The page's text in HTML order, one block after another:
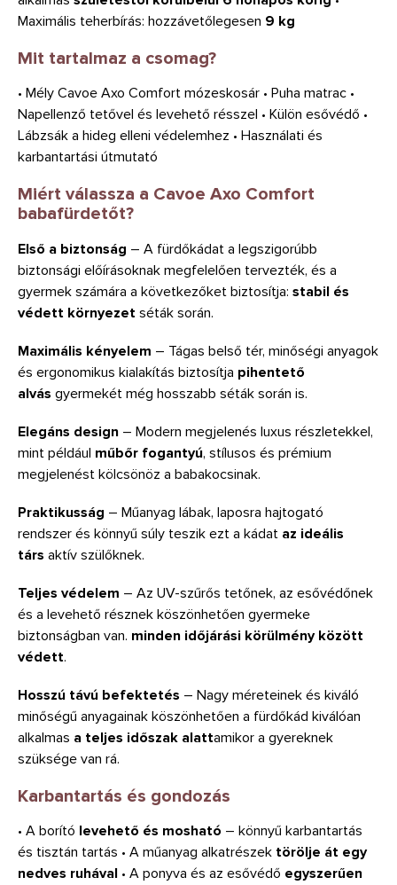
Maximális teherbírás: hozzávetőlegesen 9 kg
Mit tartalmaz a csomag?
• Mély Cavoe Axo Comfort mózeskosár • Puha matrac •
Napellenző tetővel és levehető résszel • Külön esővédő •
Lábzsák a hideg elleni védelemhez • Használati és
karbantartási útmutató
Miért válassza a Cavoe Axo Comfort
babafürdetőt?
Első a biztonság – A fürdőkádat a legszigorúbb
biztonsági előírásoknak megfelelően tervezték, és a
gyermek számára a következőket biztosítja: stabil és
védett környezet séták során.
Maximális kényelem – Tágas belső tér, minőségi anyagok
és ergonomikus kialakítás biztosítja pihentető
alvás gyermekét még hosszabb séták során is.
Elegáns design – Modern megjelenés luxus részletekkel,
mint például műbőr fogantyú, stílusos és prémium
megjelenést kölcsönöz a babakocsinak.
Praktikusság – Műanyag lábak, laposra hajtogató
rendszer és könnyű súly teszik ezt a kádat az ideális
társ aktív szülőknek.
Teljes védelem – Az UV-szűrős tetőnek, az esővédőnek
és a levehető résznek köszönhetően gyermeke
biztonságban van. minden időjárási körülmény között
védett.
Hosszú távú befektetés – Nagy méreteinek és kiváló
minőségű anyagainak köszönhetően a fürdőkád kiválóan
alkalmas a teljes időszak alattamikor a gyereknek
szüksége van rá.
Karbantartás és gondozás
• A borító levehető és mosható – könnyű karbantartás
és tisztán tartás • A műanyag alkatrészek törölje át egy
nedves ruhával • A ponyva és az esővédő egyszerűen